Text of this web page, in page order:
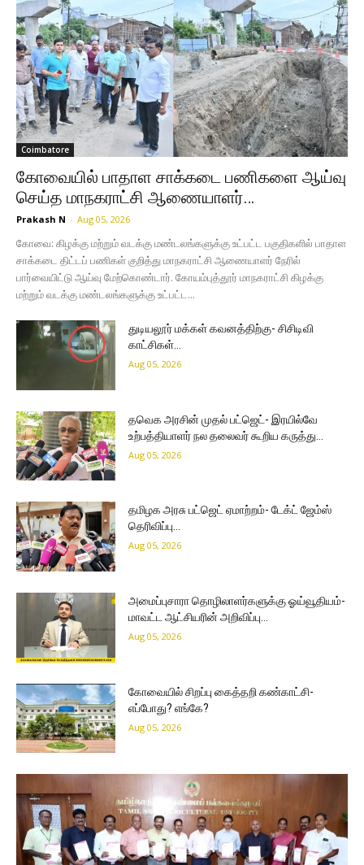
Coimbatore
கோவையில் பாதாள சாக்கடை பணிகளை ஆய்வு
செய்த மாநகராட்சி ஆணையாளர்…
Prakash N - Aug 05, 2026
கோவை: கிழக்கு மற்றும் வடக்கு மண்டலங்களுக்கு உட்பட்ட பகுதிகளில் பாதாள
சாக்கடை திட்டப் பணிகள் குறித்து மாநகராட்சி ஆணையாளர் நேரில்
பார்வையிட்டு ஆய்வு மேற்கொண்டார். கோயம்புத்தூர் மாநகராட்சி கிழக்கு
மற்றும் வடக்கு மண்டலங்களுக்கு உட்பட்ட...
துடியலூர் மக்கள் கவனத்திற்கு- சிசிடிவி
காட்சிகள்…
Aug 05, 2026
தவெக அரசின் முதல் பட்ஜெட்- இரயில்வே
உற்பத்தியாளர் நல தலைவர் கூறிய கருத்து…
Aug 05, 2026
தமிழக அரசு பட்ஜெட் ஏமாற்றம்- டேக்ட் ஜேம்ஸ்
தெரிவிப்பு…
Aug 05, 2026
அமைப்புசாரா தொழிலாளர்களுக்கு ஓய்வூதியம்-
மாவட்ட ஆட்சியரின் அறிவிப்பு…
Aug 05, 2026
கோவையில் சிறப்பு கைத்தறி கண்காட்சி-
எப்போது? எங்கே?
Aug 05, 2026